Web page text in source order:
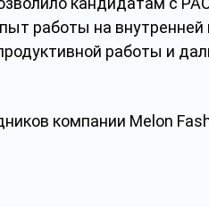
работы на
работы и
компании Melon